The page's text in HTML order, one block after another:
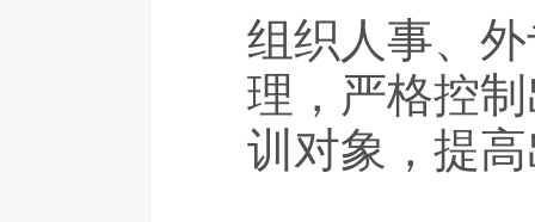
组织人事、
理，严格控
训对象，提